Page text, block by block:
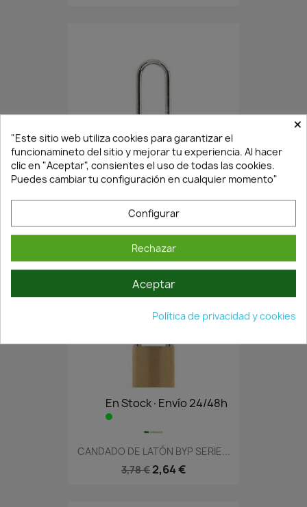
Agotado·Envío 7/14 días
CANDADO BYP ARCO LARGO...
5,30 €3,71 €
En Stock·Envío 24/48h
CANDADO DE LATÓN BYP SERIE...
3,78 € 2,64 €
×
"Este sitio web utiliza cookies para garantizar el
funcionamineto del sitio y mejorar tu experiencia. Al hacer
clic en "Aceptar", consientes el uso de todas las cookies.
Puedes cambiar tu configuración en cualquier momento"
Configurar
Rechazar
Aceptar
Política de privacidad y cookies